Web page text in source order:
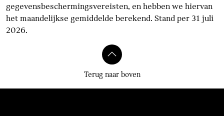
gegevensbeschermingsvereisten, en hebben we hiervan
het maandelijkse gemiddelde berekend. Stand per 31 juli
2026.
Terug naar boven